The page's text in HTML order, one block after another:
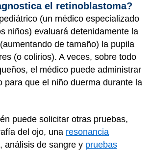
el retinoblastoma?
pediátrico (un médico especializado
niños) evaluará detenidamente la
de tamaño) la pupila
(o colirios). A veces, sobre todo
el médico puede administrar
para que el niño duerma durante la
puede solicitar otras pruebas,
del ojo, una resonancia
análisis de sangre y pruebas